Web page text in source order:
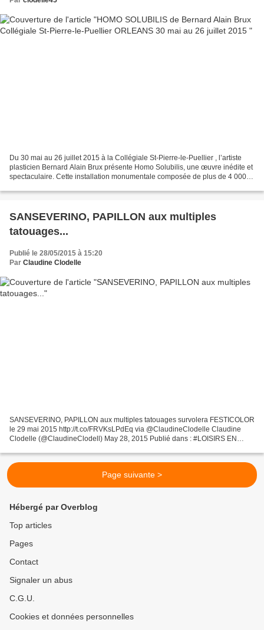
Du 30 mai au 26 juillet 2015 à la Collégiale St-Pierre-le-Puellier , l’artiste
plasticien Bernard Alain Brux présente Homo Solubilis, une œuvre inédite et
spectaculaire. Cette installation monumentale composée de plus de 4 000
SANSEVERINO, PAPILLON aux multiples
tatouages...
Publié le 28/05/2015 à 15:20
Par Claudine Clodelle
SANSEVERINO, PAPILLON aux multiples tatouages survolera FESTICOLOR
le 29 mai 2015 http://t.co/FRVKsLPdEq via @ClaudineClodelle Claudine
Clodelle (@ClaudineClodell) May 28, 2015 Publié dans : #LOISIRS EN
Page suivante >
Hébergé par Overblog
Top articles
Pages
Contact
Signaler un abus
C.G.U.
Cookies et données personnelles